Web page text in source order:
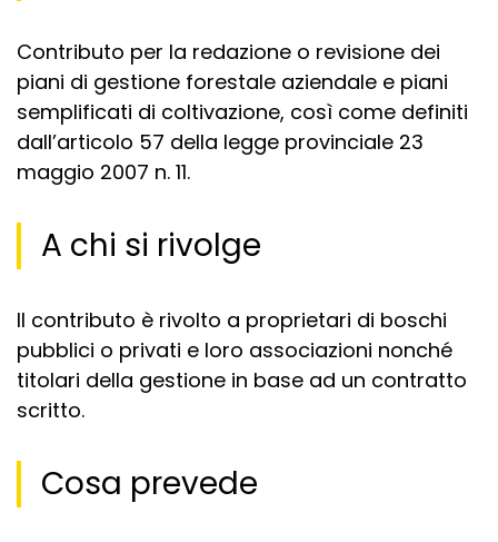
Contributo per la redazione o revisione dei
piani di gestione forestale aziendale e piani
semplificati di coltivazione, così come definiti
dall’articolo 57 della legge provinciale 23
maggio 2007 n. 11.
A chi si rivolge
Il contributo è rivolto a proprietari di boschi
pubblici o privati e loro associazioni nonché
titolari della gestione in base ad un contratto
scritto.
Cosa prevede